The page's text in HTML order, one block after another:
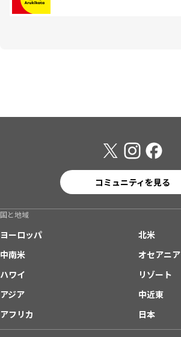
コミュニティを見る
国と地域
ヨーロッパ
北米
中南米
オセアニア
ハワイ
リゾート
アジア
中近東
アフリカ
日本